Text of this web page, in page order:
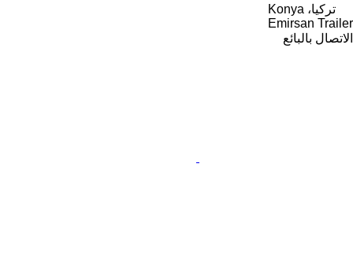
تركيا، Konya
Emirsan Trailer
الاتصال بالبائع